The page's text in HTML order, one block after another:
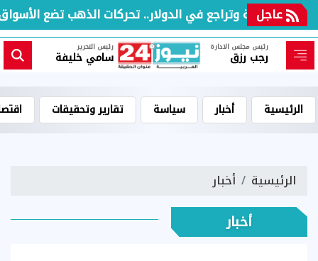
عاجل
عالمية وتراجع في الدولار.. تحركات الذهب تضع الأسواق
رئيس مجلس الادارة
رجب رزق
رئيس التحرير
سامي خليفة
الرئيسية أخبار سياسة تقارير وتحقيقات
الرئيسية أخبار
أخبار